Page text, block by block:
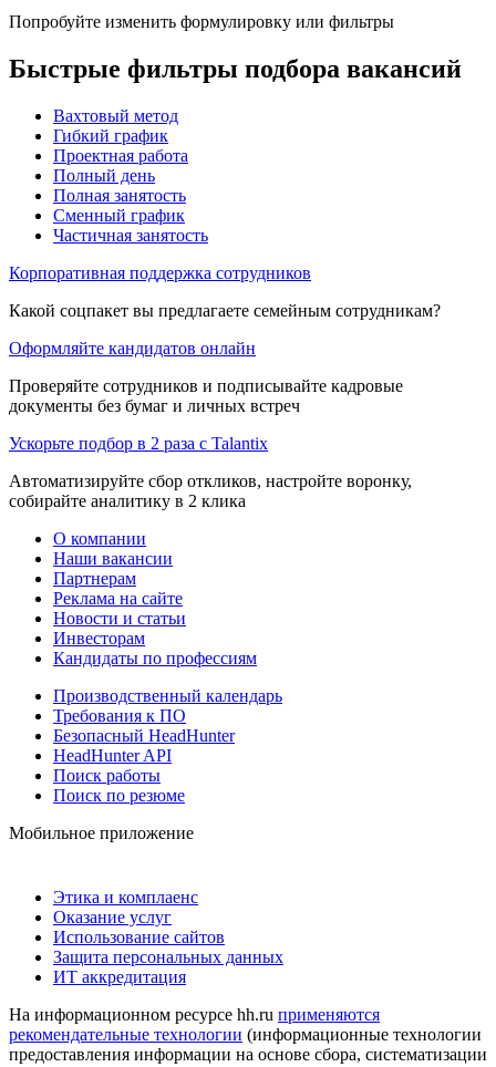
Попробуйте изменить формулировку или фильтры
Быстрые фильтры подбора вакансий
Вахтовый метод
Гибкий график
Проектная работа
Полный день
Полная занятость
Сменный график
Частичная занятость
Корпоративная поддержка сотрудников
Какой соцпакет вы предлагаете семейным сотрудникам?
Оформляйте кандидатов онлайн
Проверяйте сотрудников и подписывайте кадровые
документы без бумаг и личных встреч
Ускорьте подбор в 2 раза с Talantix
Автоматизируйте сбор откликов, настройте воронку,
собирайте аналитику в 2 клика
О компании
Наши вакансии
Партнерам
Реклама на сайте
Новости и статьи
Инвесторам
Кандидаты по профессиям
Производственный календарь
Требования к ПО
Безопасный HeadHunter
HeadHunter API
Поиск работы
Поиск по резюме
Мобильное приложение
Этика и комплаенс
Оказание услуг
Использование сайтов
Защита персональных данных
ИТ аккредитация
На информационном ресурсе hh.ru применяются
рекомендательные технологии (информационные технологии
предоставления информации на основе сбора, систематизации